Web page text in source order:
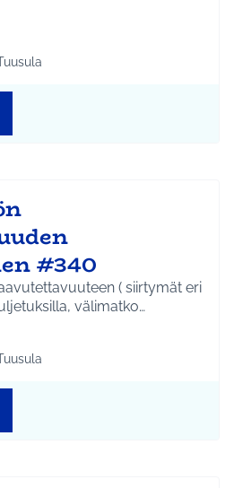
Taiteen ja kulttuurin Tuusula
#340
( siirtymät eri
välimatko…
Taiteen ja kulttuurin Tuusula